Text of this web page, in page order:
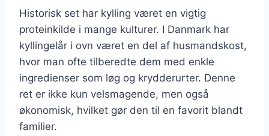
Historisk set har kylling været en vigtig
proteinkilde i mange kulturer. I Danmark har
kyllingelår i ovn været en del af husmandskost,
hvor man ofte tilberedte dem med enkle
ingredienser som løg og krydderurter. Denne
ret er ikke kun velsmagende, men også
økonomisk, hvilket gør den til en favorit blandt
familier.